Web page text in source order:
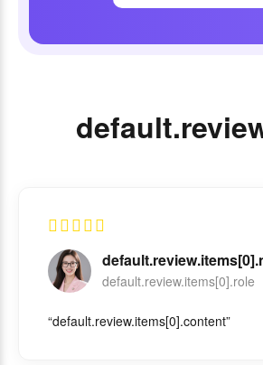
default.review.items[0].role
“default.review.items[0].content”